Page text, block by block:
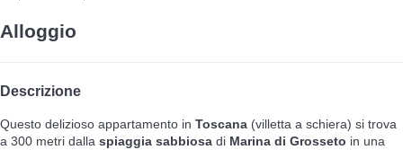
Alloggio
Descrizione
Questo delizioso appartamento in Toscana (villetta a schiera) si trova
a 300 metri dalla spiaggia sabbiosa di Marina di Grosseto in una